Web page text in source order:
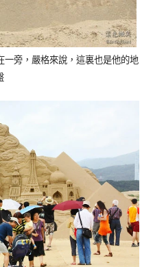
一旁，嚴格來說，這裏也是他的地